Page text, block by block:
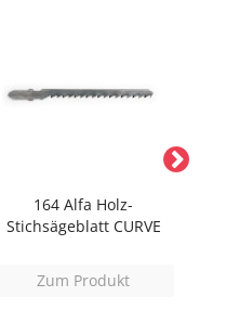
164 Alfa Holz-
Stichsägeblatt CURVE
Zum Produkt